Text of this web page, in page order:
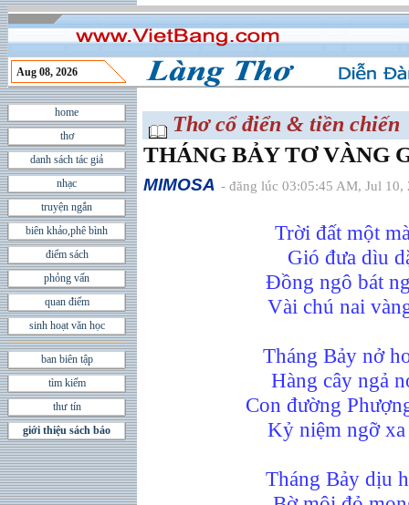
Aug 08, 2026
home
thơ
danh sách tác giả
nhạc
truyện ngắn
biên khảo,phê bình
điểm sách
phỏng vấn
quan điểm
sinh hoạt văn học
ban biên tập
tìm kiếm
thư tín
giới thiệu sách báo
Thơ cổ điển & tiền chiến
THÁNG BẢY TƠ VÀNG
MIMOSA - đăng lúc 03:05:45 AM, Jul 10,
Trời đất một
Gió đưa dìu
Đồng ngô bát
Vài chú nai
Tháng Bảy nở
Hàng cây ngả
Con đường
Kỷ niệm ngỡ xa
Tháng Bảy dịu